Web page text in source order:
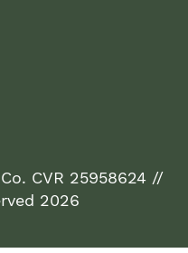
CVR 25958624 //
2026